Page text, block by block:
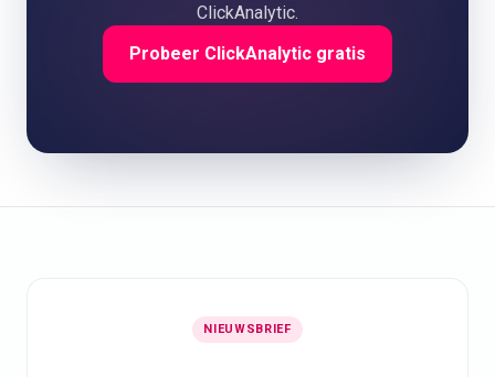
ClickAnalytic.
Probeer ClickAnalytic gratis
NIEUWSBRIEF